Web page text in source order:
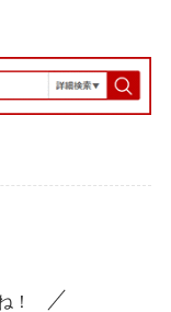
！